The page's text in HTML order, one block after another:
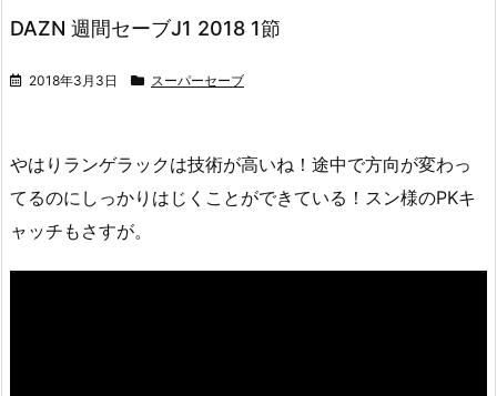
DAZN 週間セーブJ1 2018 1節
2018年3月3日 スーパーセーブ
やはりランゲラックは技術が高いね！途中で方向が変わっ
てるのにしっかりはじくことができている！スン様のPKキ
ャッチもさすが。